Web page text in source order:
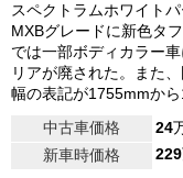
スペクトラムホワイト
MXBグレードに新色タ
では一部ボディカラー
リアが廃された。また
幅の表記が1755mmか
中古車価格
24
新車時価格
229